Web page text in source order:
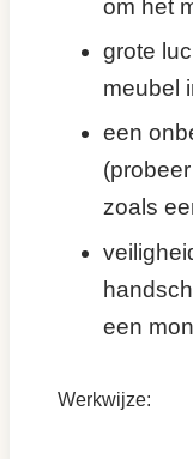
om het
grote
meubel
een
zoals
een
Werkwijze: